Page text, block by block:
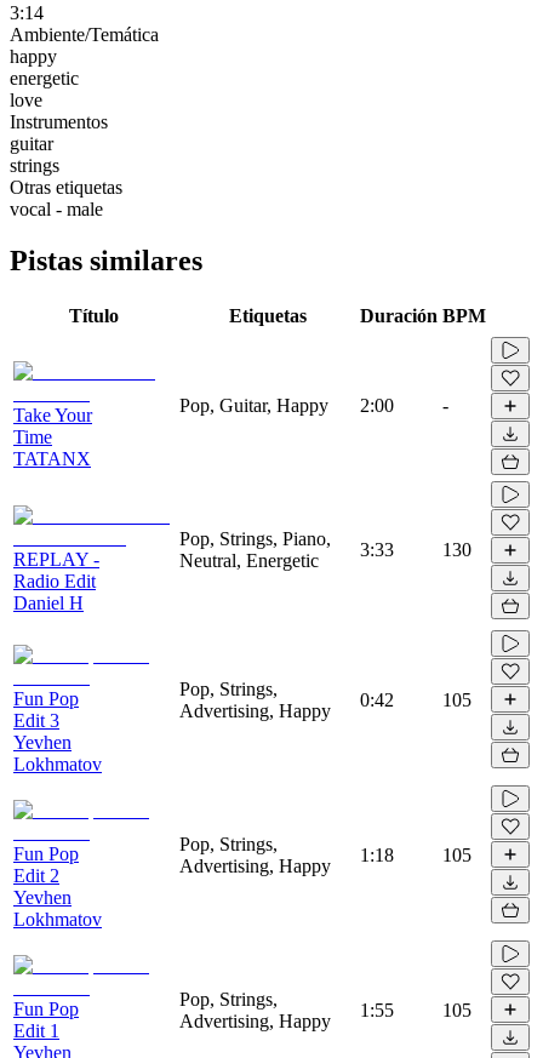
3:14
Ambiente/Temática
happy
energetic
love
Instrumentos
guitar
strings
Otras etiquetas
vocal - male
Pistas similares
Título Etiquetas Duración BPM
Take Your
Time
TATANX
Pop, Guitar, Happy 2:00 -
REPLAY -
Radio Edit
Daniel H
Pop, Strings, Piano,
Neutral, Energetic
3:33 130
Fun Pop
Edit 3
Yevhen
Lokhmatov
Pop, Strings,
Advertising, Happy
0:42 105
Fun Pop
Edit 2
Yevhen
Lokhmatov
Pop, Strings,
Advertising, Happy
1:18 105
Fun Pop
Edit 1
Yevhen
Pop, Strings,
Advertising, Happy
1:55 105